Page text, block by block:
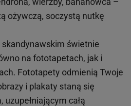
ożywczą, soczystą nutkę
świetnie
na fototapetach, jak i
Fototapety odmienią Twoje
i plakaty staną się
całą